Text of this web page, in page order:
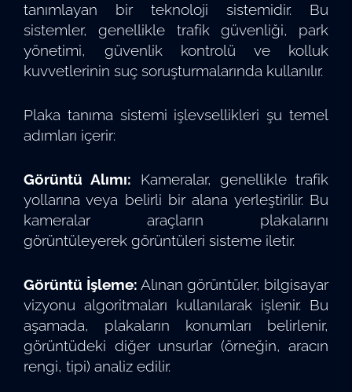
tanımlayan bir teknoloji sistemidir. Bu
sistemler, genellikle trafik güvenliği, park
yönetimi, güvenlik kontrolü ve kolluk
kuvvetlerinin suç soruşturmalarında kullanılır.
Plaka tanıma sistemi işlevsellikleri şu temel
adımları içerir:
Görüntü Alımı: Kameralar, genellikle trafik
yollarına veya belirli bir alana yerleştirilir. Bu
kameralar araçların plakalarını
görüntüleyerek görüntüleri sisteme iletir.
Görüntü İşleme: Alınan görüntüler, bilgisayar
vizyonu algoritmaları kullanılarak işlenir. Bu
aşamada, plakaların konumları belirlenir,
görüntüdeki diğer unsurlar (örneğin, aracın
rengi, tipi) analiz edilir.